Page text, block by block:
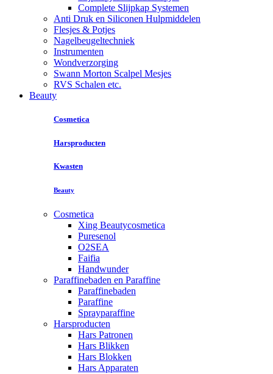
Complete Slijpkap Systemen
Anti Druk en Siliconen Hulpmiddelen
Flesjes & Potjes
Nagelbeugeltechniek
Instrumenten
Wondverzorging
Swann Morton Scalpel Mesjes
RVS Schalen etc.
Beauty
Cosmetica
Harsproducten
Kwasten
Beauty
Cosmetica
Xing Beautycosmetica
Puresenol
O2SEA
Faifia
Handwunder
Paraffinebaden en Paraffine
Paraffinebaden
Paraffine
Sprayparaffine
Harsproducten
Hars Patronen
Hars Blikken
Hars Blokken
Hars Apparaten